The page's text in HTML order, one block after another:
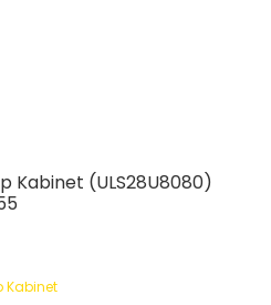
Kabinet (ULS28U8080)
Kabinet